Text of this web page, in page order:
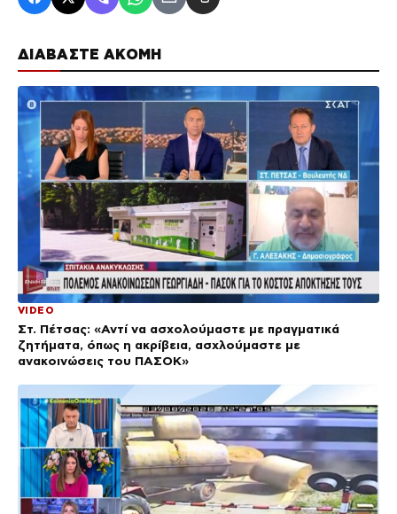
ΔΙΑΒΑΣΤΕ ΑΚΟΜΗ
VIDEO
Στ. Πέτσας: «Αντί να ασχολούμαστε με πραγματικά
ζητήματα, όπως η ακρίβεια, ασχλούμαστε με
ανακοινώσεις του ΠΑΣΟΚ»